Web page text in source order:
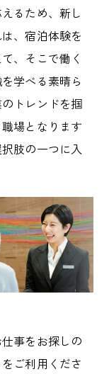
るため、新し
、宿泊体験を
、そこで働く
学べる素晴ら
トレンドを掴
場となります
肢の一つに入
事をお探しの
ご利用くださ